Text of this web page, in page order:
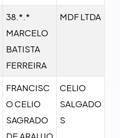
38.*.*
MARCELO
BATISTA
FERREIRA
MDF LTDA
FRANCISC
O CELIO
SAGRADO
CELIO
SALGADO
S